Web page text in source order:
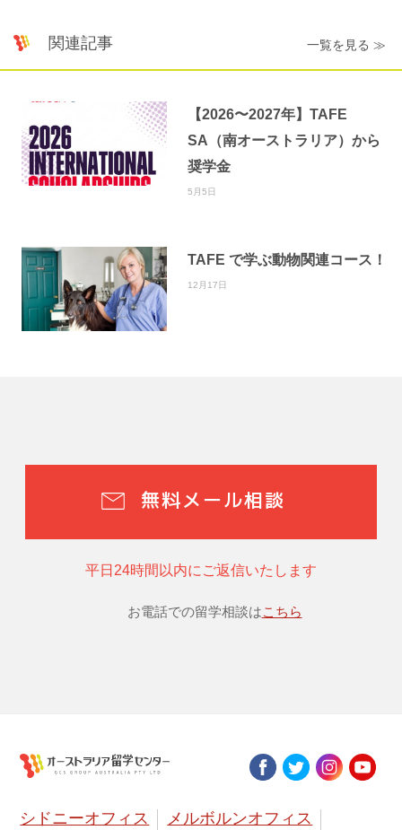
関連記事 一覧を見る ≫
【2026〜2027年】TAFE
SA（南オーストラリア）から
奨学金
5月5日
TAFE で学ぶ動物関連コース！
12月17日
無料メール相談
平日24時間以内にご返信いたします
お電話での留学相談はこちら
シドニーオフィス メルボルンオフィス